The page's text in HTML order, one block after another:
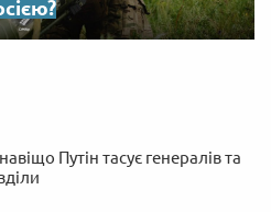
Путін тасує генералів та